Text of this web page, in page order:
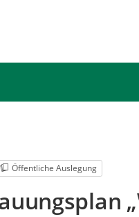
Öffentliche Auslegung